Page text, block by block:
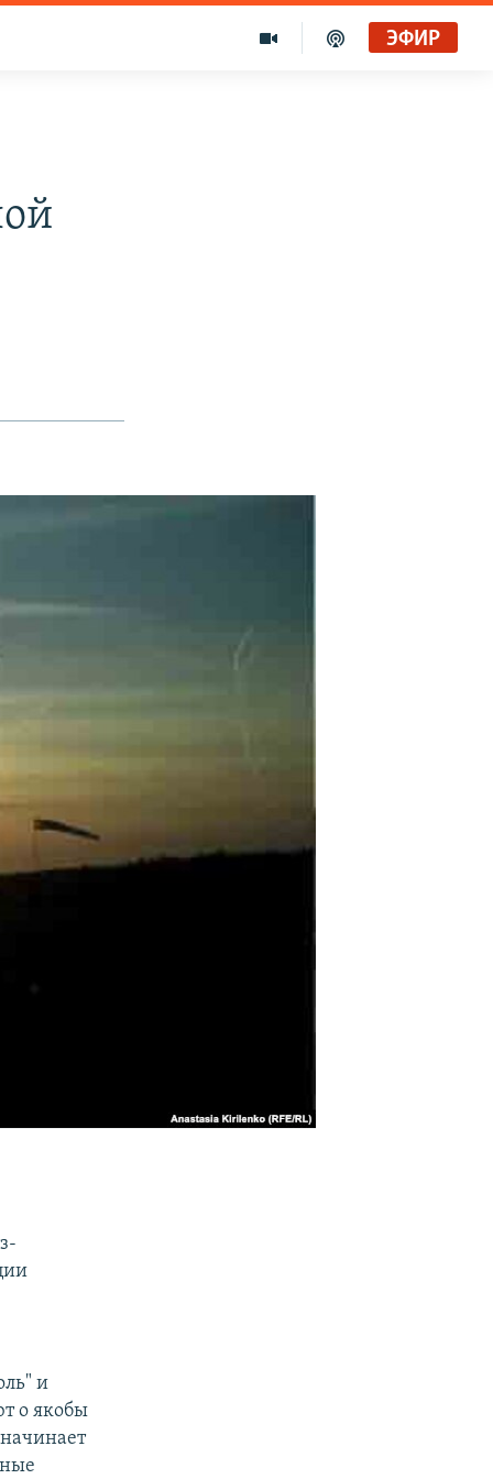
ЭФИР
и
о якобы